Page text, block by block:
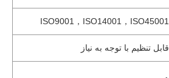
ISO9001，ISO14001，ISO45001
قابل تنظیم با توجه به نیاز